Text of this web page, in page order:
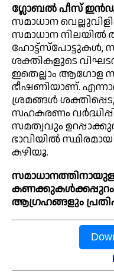
ഗ്ലോബൽ പീസ്
സമാധാന
സമാധാന നിലയിൽ
ഹോട്ട്സ്പോട്ടുകൾ,
ശക്തികളുടെ
ഇതെല്ലാം ആഗോള
ഭീഷണിയാണ്.
ശ്രമങ്ങൾ
സഹകരണം
സമത്വവും
ഭാവിയിൽ
കഴിയൂ.
കണക്കുകൾക്കപ്പുറം
ആഗ്രഹങ്ങളും